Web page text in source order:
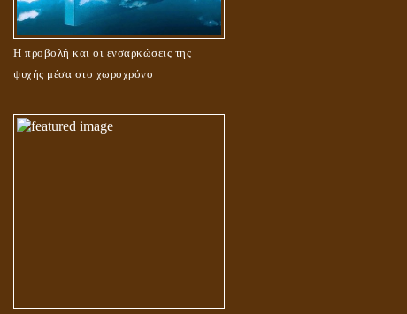
Η προβολή και οι ενσαρκώσεις της
ψυχής μέσα στο χωροχρόνο